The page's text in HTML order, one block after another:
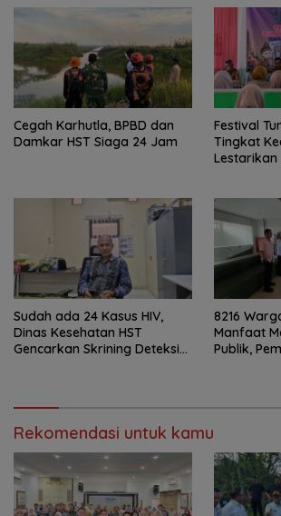
Cegah Karhutla, BPBD dan
Damkar HST Siaga 24 Jam
Festival
Tingkat
Lestarikan
Sudah ada 24 Kasus HIV,
Dinas Kesehatan HST
Gencarkan Skrining Deteksi
8216
Manfaat
Publik,
Rekomendasi untuk kamu